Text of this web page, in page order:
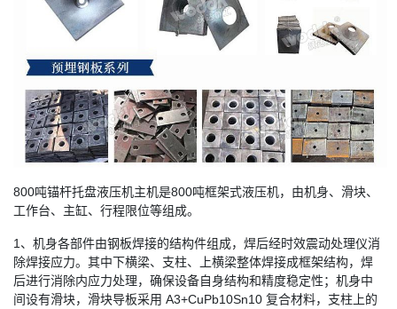
800吨锚杆托盘液压机主机是800吨框架式液压机，由机身、滑块、
工作台、主缸、行程限位等组成。
1、机身各部件由钢板焊接的结构件组成，焊后经时效震动处理仪消
除焊接应力。其中下横梁、支柱、上横梁整体焊接成框架结构，焊
后进行消除内应力处理，确保设备自身结构和精度稳定性；机身中
间设有滑块，滑块导板采用 A3+CuPb10Sn10 复合材料，支柱上的